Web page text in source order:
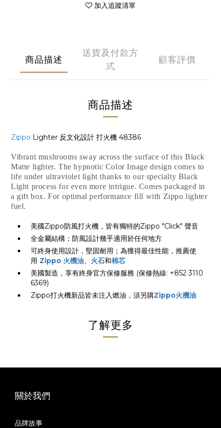
加入追蹤清單
商品描述
送貨及付款方
式
顧客評價
商品描述
Zippo Lighter 反文化設計 打火機 48386
Vibrant mushrooms sway across the surface of this Black
Matte lighter. The hypnotic Color Image design comes to
life under ultraviolet light thanks to our specialty Black
Light process for even more intrigue. Comes packaged in
a gift box. For optimal performance fill with Zippo lighter
fuel.
美國Zippo防風打火機，皆有獨特的Zippo "Click" 聲音
全金屬結構；防風設計幾乎適用於任何地方
可終身使用設計，堅固耐用；為獲得最佳性能，推薦使
用 Zippo 火機油、 火石和棉芯
美國製造，享有終身官方保修服務 (保修熱線: +852 3110
6369)
Zippo打火機新品皆未注入燃油，須另購Zippo火機油
了解更多
關於我們
品牌故事